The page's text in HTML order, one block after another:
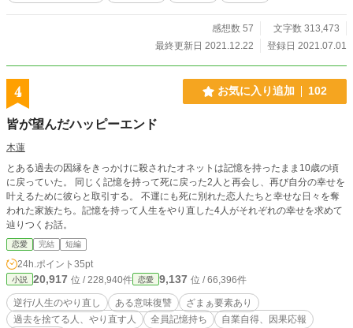
感想数 57
文字数 313,473
最終更新日 2021.12.22
登録日 2021.07.01
4 お気に入り追加 102
皆が望んだハッピーエンド
木蓮
とある過去の因縁をきっかけに殺されたオネットは記憶を持ったまま10歳の頃
に戻っていた。 同じく記憶を持って死に戻った2人と再会し、再び自分の幸せを
叶えるために彼らと取引する。 不運にも死に別れた恋人たちと幸せな日々を奪
われた家族たち。記憶を持って人生をやり直した4人がそれぞれの幸せを求めて
辿りつくお話。
恋愛 完結 短編
24h.ポイント 35pt
小説 20,917 位 / 228,940件 恋愛 9,137 位 / 66,396件
逆行/人生のやり直し ある意味復讐
ざまぁ要素あり
過去を捨てる人、やり直す人
全員記憶持ち
自業自得、因果応報